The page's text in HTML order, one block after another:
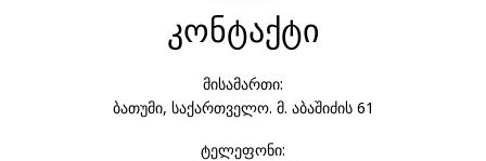
კონტაქტი
მისამართი:
ბათუმი, საქართველო. მ. აბაშიძის 61
ტელეფონი: